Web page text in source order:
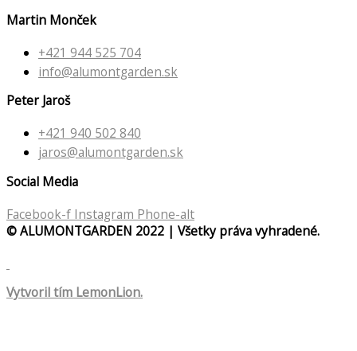
Martin Monček
+421 944 525 704
info@alumontgarden.sk
Peter Jaroš
+421 940 502 840
jaros@alumontgarden.sk
Social Media
Facebook-f Instagram Phone-alt
© ALUMONTGARDEN 2022 | Všetky práva vyhradené.
Vytvoril tím LemonLion.